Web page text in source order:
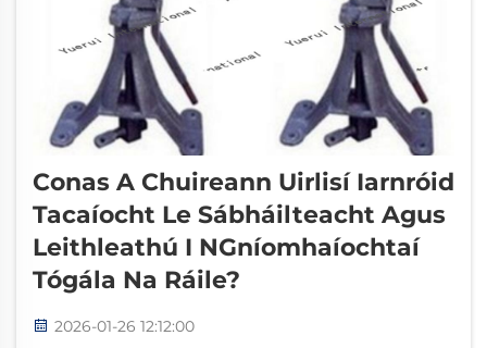
Conas A Chuireann Uirlisí Iarnróid
Tacaíocht Le Sábháilteacht Agus
Leithleathú I NGníomhaíochtaí
Tógála Na Ráile?
2026-01-26 12:12:00